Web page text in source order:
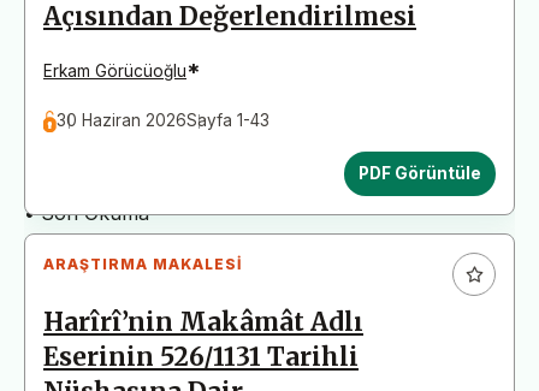
Yayın İnceleme Süreci (Yaklaşık 130 Gün)
• Editör İncelemesi
• Şekilsel ve Etik Ön İnceleme
• Son Okuma
Açısından Değerlendirilmesi
Erkam Görücüoğlu*
30 Haziran 2026Sayfa 1-43
PDF Görüntüle
ARAŞTIRMA MAKALESI
Harîrî’nin Makâmât Adlı
Eserinin 526/1131 Tarihli